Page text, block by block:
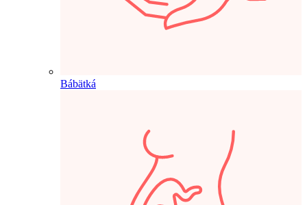
Bábätká